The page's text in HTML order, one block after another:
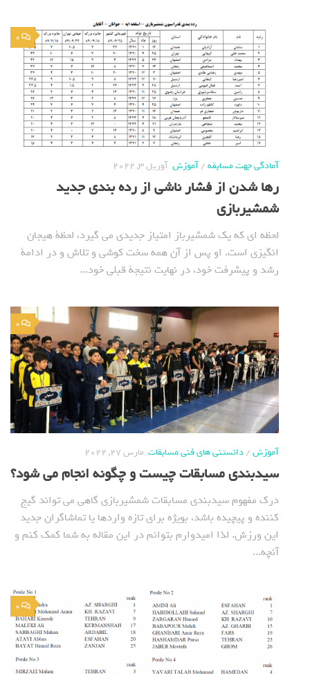
0
آمادگی جهت مسابقه/آموزش آوریل 3, 2022
رها شدن از فشار ناشی از رده بندی جدید
شمشیربازی
لحظه ای که یک شمشیرباز امتیاز جدیدی می گیرد، لحظة هیجان
انگیزی است. او پس از آن همه سخت کوشی و تلاش و در ادامة
رشد و پیشرفت خود، در نهایت نتیجة قبلی خود...
0
آموزش/دانستنی های فنی مسابقات مارس 27, 2022
سیدبندی مسابقات چیست و چگونه انجام می شود؟
درک مفهوم سیدبندی مسابقات شمشیربازی گاهی می تواند گیج
کننده و پیچیده باشد، بویژه برای تازه واردها یا تماشاگران جدید
این ورزش. لذا امیدوارم بتوانم در این مقاله به شما کمک کنم و
آنچه...
0